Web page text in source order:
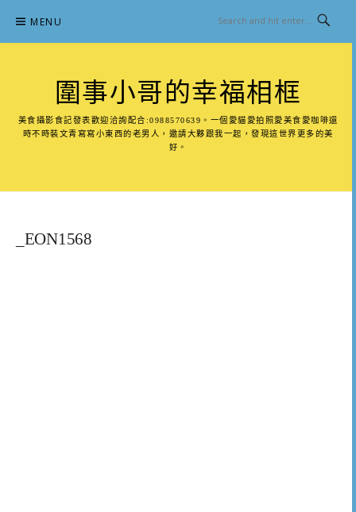
content
MENU
圍事小哥的幸福相框
美食攝影食記發表歡迎洽詢配合:0988570639。一個愛貓愛拍照愛美食愛咖啡還
時不時裝文青寫寫小東西的老男人，邀請大夥跟我一起，發現這世界更多的美
好。
_EON1568